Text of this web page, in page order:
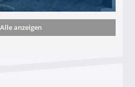
Alle anzeigen